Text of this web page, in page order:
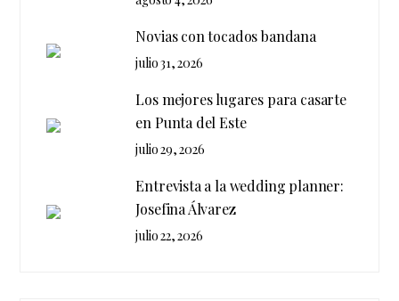
Novias con tocados bandana
julio 31, 2026
Los mejores lugares para casarte
en Punta del Este
julio 29, 2026
Entrevista a la wedding planner:
Josefina Álvarez
julio 22, 2026